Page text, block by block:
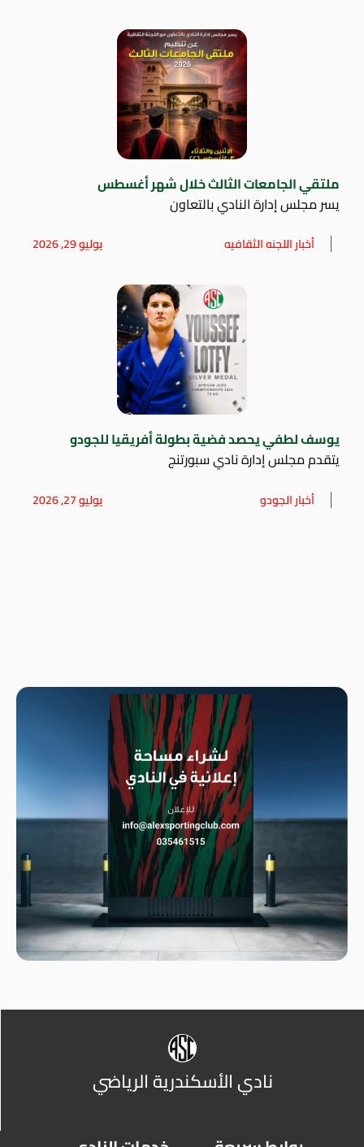
ملتقي الجامعات الثالث خلال شهر أغسطس
يسر مجلس إدارة النادي بالتعاون
أخبار اللجنه الثقافيه يوليو 29, 2026
يوسف لطفي يحصد فضية بطولة أفريقيا للجودو
يتقدم مجلس إدارة نادي سبورتنج
أخبار الجودو يوليو 27, 2026
نادي الأسكندرية الرياضي